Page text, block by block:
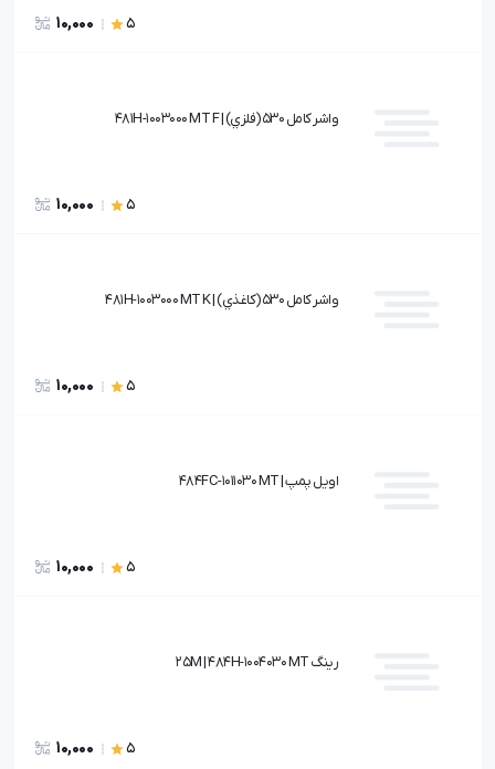
5
10,000
واشر كامل 530(فلزي) | 481H-1003000 MT F
5
10,000
واشر كامل 530(كاغذي) | 481H-1003000 MT K
5
10,000
اويل پمپ | 484FC-1011030 MT
5
10,000
رينگ 25M | 484H-1004030 MT
5
10,000